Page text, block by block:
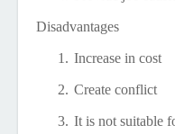
Disadvantages
1. Increase in cost
2. Create conflict
3. It is not suitable